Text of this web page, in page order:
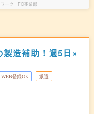
ワーク FO事業部
造補助！週5日×
WEB登録OK 派遣